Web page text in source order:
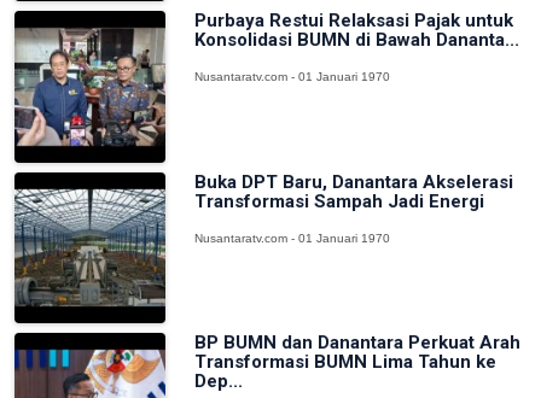
Purbaya Restui Relaksasi Pajak untuk
Konsolidasi BUMN di Bawah Dananta...
Nusantaratv.com - 01 Januari 1970
Buka DPT Baru, Danantara Akselerasi
Transformasi Sampah Jadi Energi
Nusantaratv.com - 01 Januari 1970
BP BUMN dan Danantara Perkuat Arah
Transformasi BUMN Lima Tahun ke
Dep...